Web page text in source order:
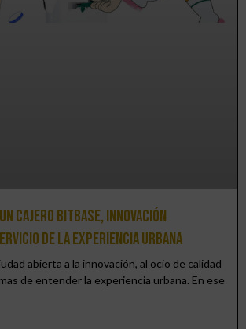
cajero BitBase, innovación
de la experiencia urbana
abierta a la innovación, al ocio de calidad
de entender la experiencia urbana. En ese